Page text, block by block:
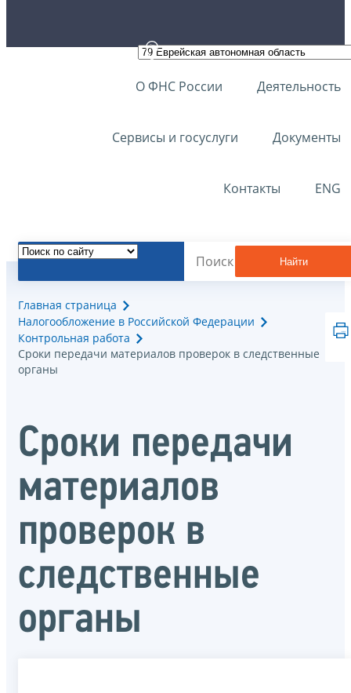
О ФНС России Деятельность
Сервисы и госуслуги Документы
Контакты ENG
Найти
Главная страница
Налогообложение в Российской Федерации
Контрольная работа
Сроки передачи материалов проверок в следственные
органы
Сроки передачи
материалов
проверок в
следственные
органы